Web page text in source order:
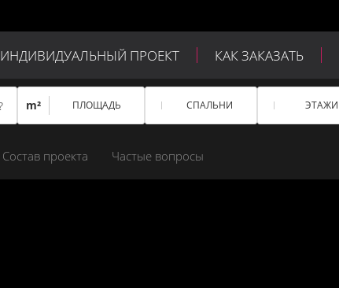
ИНДИВИДУАЛЬНЫЙ ПРОЕКТ КАК ЗАКАЗАТЬ
m² ПЛОЩАДЬ СПАЛЬНИ ЭТАЖИ
Состав проекта Частые вопросы